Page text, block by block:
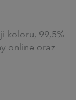
koloru, 99,5%
online oraz